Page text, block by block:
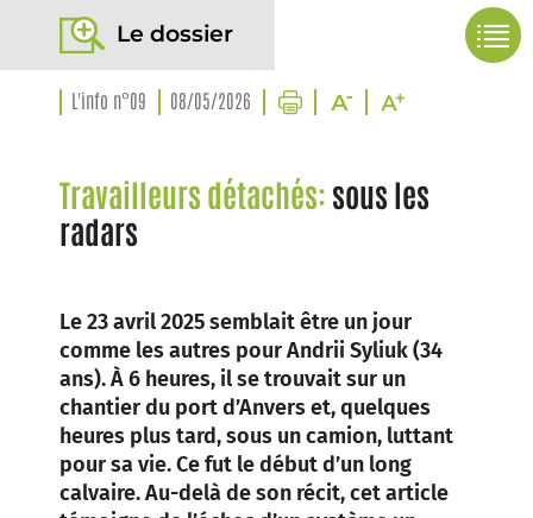
Le dossier
L'info n°09 08/05/2026
Travailleurs détachés: sous les
radars
Le 23 avril 2025 semblait être un jour
comme les autres pour Andrii Syliuk (34
ans). À 6 heures, il se trouvait sur un
chantier du port d’Anvers et, quelques
heures plus tard, sous un camion, luttant
pour sa vie. Ce fut le début d’un long
calvaire. Au-delà de son récit, cet article